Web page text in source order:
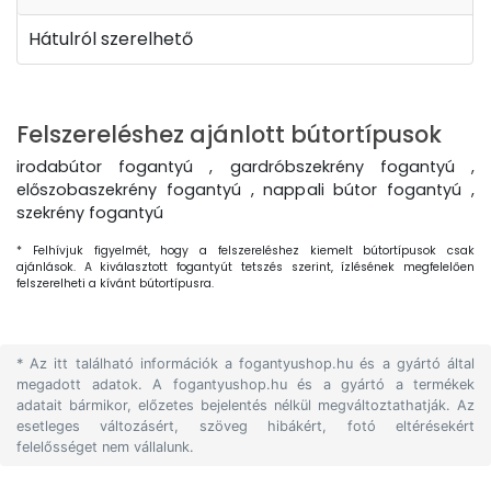
Hátulról szerelhető
Felszereléshez ajánlott bútortípusok
irodabútor fogantyú , gardróbszekrény fogantyú ,
előszobaszekrény fogantyú , nappali bútor fogantyú ,
szekrény fogantyú
* Felhívjuk figyelmét, hogy a felszereléshez kiemelt bútortípusok csak
ajánlások. A kiválasztott fogantyút tetszés szerint, ízlésének megfelelően
felszerelheti a kívánt bútortípusra.
* Az itt található információk a fogantyushop.hu és a gyártó által
megadott adatok. A fogantyushop.hu és a gyártó a termékek
adatait bármikor, előzetes bejelentés nélkül megváltoztathatják. Az
esetleges változásért, szöveg hibákért, fotó eltérésekért
felelősséget nem vállalunk.